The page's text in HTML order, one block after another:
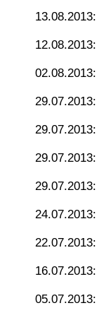
13.08.2013:
12.08.2013:
02.08.2013:
29.07.2013:
29.07.2013:
29.07.2013:
29.07.2013:
24.07.2013:
22.07.2013:
16.07.2013:
05.07.2013: